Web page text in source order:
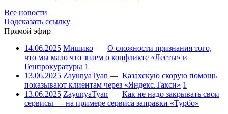
Все новости
Подсказать ссылку
Прямой эфир
14.06.2025 Мишико — О сложности признания того,
что мы мало что знаем о конфликте «Лесты» и
Генпрокуратуры 1
13.06.2025 ZayunyaTyan — Казахскую скорую помощь
показывают клиентам через «Яндекс.Такси» 1
13.06.2025 ZayunyaTyan — Как не надо закрывать свои
сервисы — на примере сервиса заправки «Турбо»